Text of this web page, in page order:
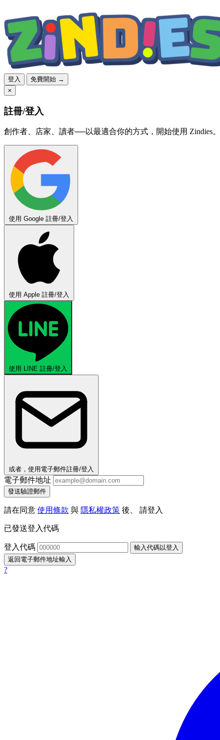
登入
免費開始 →
×
註冊/登入
創作者、店家、讀者──以最適合你的方式，開始使用 Zindies。
使用 Google 註冊/登入
使用 Apple 註冊/登入
使用 LINE 註冊/登入
或者，使用電子郵件註冊/登入
電子郵件地址
發送驗證郵件
請在同意 使用條款 與 隱私權政策 後、 請登入
已發送登入代碼
登入代碼
輸入代碼以登入
返回電子郵件地址輸入
?